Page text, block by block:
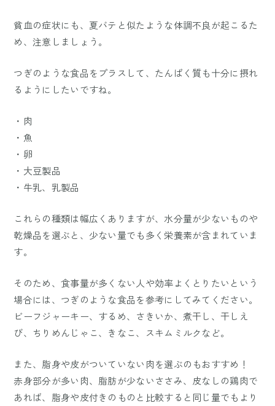
貧血の症状にも、夏バテと似たような体調不良が起こるた
め、注意しましょう。
つぎのような食品をプラスして、たんぱく質も十分に摂れ
るようにしたいですね。
・肉
・魚
・卵
・大豆製品
・牛乳、乳製品
これらの種類は幅広くありますが、水分量が少ないものや
乾燥品を選ぶと、少ない量でも多く栄養素が含まれていま
す。
そのため、食事量が多くない人や効率よくとりたいという
場合には、つぎのような食品を参考にしてみてください。
ビーフジャーキー、するめ、さきいか、煮干し、干しえ
び、ちりめんじゃこ、きなこ、スキムミルクなど。
また、脂身や皮がついていない肉を選ぶのもおすすめ！
赤身部分が多い肉、脂肪が少ないささみ、皮なしの鶏肉で
あれば、脂身や皮付きのものと比較すると同じ量でもより